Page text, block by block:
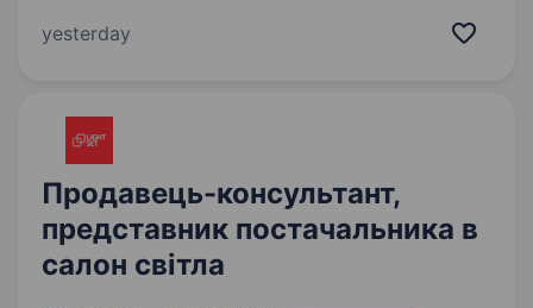
нас mobiletrend.com Ми масштабуємось і
yesterday
Продавець-консультант,
представник постачальника в
салон світла